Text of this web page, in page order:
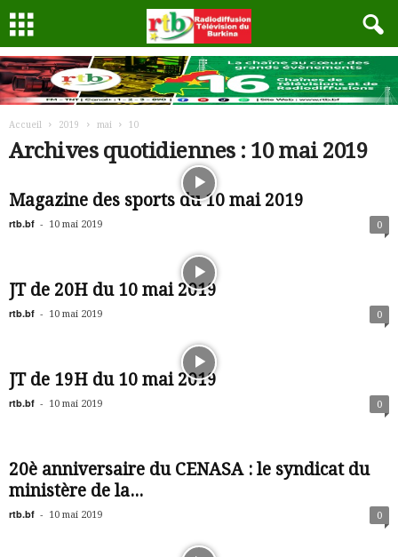
Accueil 2019 mai 10
Archives quotidiennes : 10 mai 2019
Magazine des sports du 10 mai 2019
rtb.bf - 10 mai 2019 0
JT de 20H du 10 mai 2019
rtb.bf - 10 mai 2019 0
JT de 19H du 10 mai 2019
rtb.bf - 10 mai 2019 0
20è anniversaire du CENASA : le syndicat du
ministère de la...
rtb.bf - 10 mai 2019 0